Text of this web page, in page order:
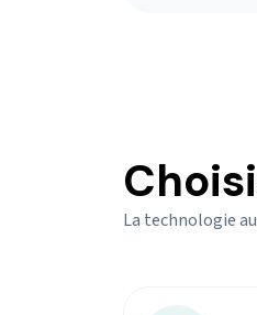
La technologie